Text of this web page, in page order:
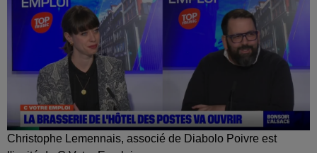
Christophe Lemennais, associé de Diabolo Poivre est